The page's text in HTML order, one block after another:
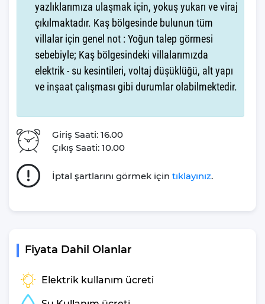
Villamız günlük hayatta sık kullanılan; Mikrodalga fırın, ankastre
fırın, buzdolabı, çamaşır makinası, bulaşık makinesi, elektrikli su
ısıtıcı kettle, ankastre 4’lü ocak,8 kişilik yemek takımı, kaşık ve
çatal takımı, tencere ve tava takımı, bardaklar yer almaktadır.
İhtiyacınız durumunda villamızda bulunmayan malzemeler
hakkında bizle iletişime geçebilir ve yardım isteyebilirsiniz.
Villa Akbulut 1 Genel
Özelliklerinden
Bahsedelim
Yatak Odası: 1 Adet
Klima: 2 Adet
Deniz Manzarası: Evet
Kimler için Uygun
yazlıklarımıza ulaşmak için, yokuş yukarı ve viraj
çıkılmaktadır. Kaş bölgesinde bulunun tüm
villalar için genel not : Yoğun talep görmesi
sebebiyle; Kaş bölgesindeki villalarımızda
elektrik - su kesintileri, voltaj düşüklüğü, alt yapı
ve inşaat çalışması gibi durumlar olabilmektedir.
Giriş Saati: 16.00
Çıkış Saati: 10.00
İptal şartlarını görmek için tıklayınız.
Fiyata Dahil Olanlar
Elektrik kullanım ücreti